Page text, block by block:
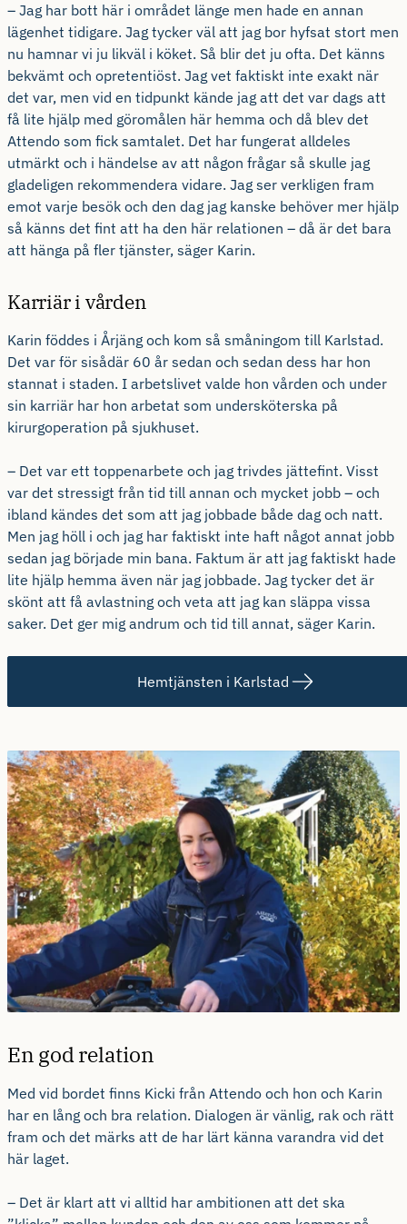
– Jag har bott här i området länge men hade en annan
lägenhet tidigare. Jag tycker väl att jag bor hyfsat stort men
nu hamnar vi ju likväl i köket. Så blir det ju ofta. Det känns
bekvämt och opretentiöst. Jag vet faktiskt inte exakt när
det var, men vid en tidpunkt kände jag att det var dags att
få lite hjälp med göromålen här hemma och då blev det
Attendo som fick samtalet. Det har fungerat alldeles
utmärkt och i händelse av att någon frågar så skulle jag
gladeligen rekommendera vidare. Jag ser verkligen fram
emot varje besök och den dag jag kanske behöver mer hjälp
så känns det fint att ha den här relationen – då är det bara
att hänga på fler tjänster, säger Karin.
Karriär i vården
Karin föddes i Årjäng och kom så småningom till Karlstad.
Det var för sisådär 60 år sedan och sedan dess har hon
stannat i staden. I arbetslivet valde hon vården och under
sin karriär har hon arbetat som undersköterska på
kirurgoperation på sjukhuset.
– Det var ett toppenarbete och jag trivdes jättefint. Visst
var det stressigt från tid till annan och mycket jobb – och
ibland kändes det som att jag jobbade både dag och natt.
Men jag höll i och jag har faktiskt inte haft något annat jobb
sedan jag började min bana. Faktum är att jag faktiskt hade
lite hjälp hemma även när jag jobbade. Jag tycker det är
skönt att få avlastning och veta att jag kan släppa vissa
saker. Det ger mig andrum och tid till annat, säger Karin.
Hemtjänsten i Karlstad
En god relation
Med vid bordet finns Kicki från Attendo och hon och Karin
har en lång och bra relation. Dialogen är vänlig, rak och rätt
fram och det märks att de har lärt känna varandra vid det
här laget.
– Det är klart att vi alltid har ambitionen att det ska